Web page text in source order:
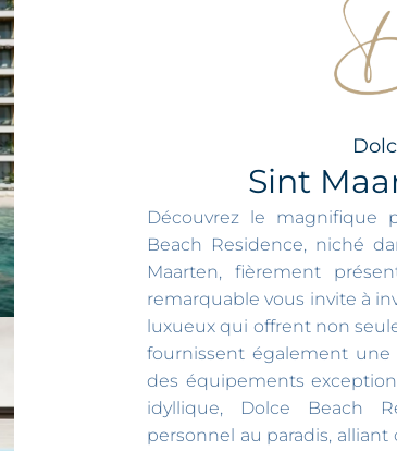
Sint
Découvrez le magnifique
Beach Residence, niché
Maarten, fièrement
remarquable vous invite à
luxueux qui offrent non
fournissent également une
des équipements
idyllique, Dolce Beach
personnel au paradis,